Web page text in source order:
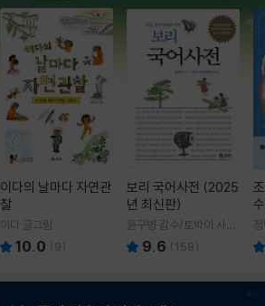
이다의 날마다 자연관
찰
이다 글그림
10.0 (9)
보리 국어사전 (2025
년 최신판)
윤구병 감수/토박이 사전
편찬실 편
9.6 (158)